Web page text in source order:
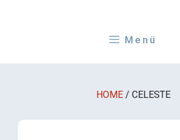
Menü
HOME / CELESTE